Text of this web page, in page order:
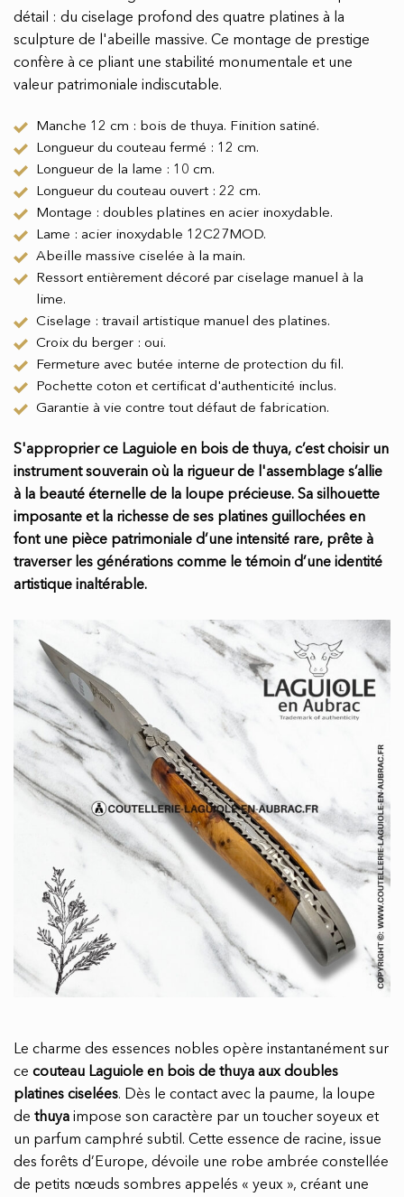
détail : du ciselage profond des quatre platines à la
sculpture de l'abeille massive. Ce montage de prestige
confère à ce pliant une stabilité monumentale et une
valeur patrimoniale indiscutable.
Manche 12 cm : bois de thuya. Finition satiné.
Longueur du couteau fermé : 12 cm.
Longueur de la lame : 10 cm.
Longueur du couteau ouvert : 22 cm.
Montage : doubles platines en acier inoxydable.
Lame : acier inoxydable 12C27MOD.
Abeille massive ciselée à la main.
Ressort entièrement décoré par ciselage manuel à la
lime.
Ciselage : travail artistique manuel des platines.
Croix du berger : oui.
Fermeture avec butée interne de protection du fil.
Pochette coton et certificat d'authenticité inclus.
Garantie à vie contre tout défaut de fabrication.
S'approprier ce Laguiole en bois de thuya, c’est choisir un
instrument souverain où la rigueur de l'assemblage s’allie
à la beauté éternelle de la loupe précieuse. Sa silhouette
imposante et la richesse de ses platines guillochées en
font une pièce patrimoniale d’une intensité rare, prête à
traverser les générations comme le témoin d’une identité
artistique inaltérable.
Le charme des essences nobles opère instantanément sur
ce couteau Laguiole en bois de thuya aux doubles
platines ciselées. Dès le contact avec la paume, la loupe
de thuya impose son caractère par un toucher soyeux et
un parfum camphré subtil. Cette essence de racine, issue
des forêts d’Europe, dévoile une robe ambrée constellée
de petits nœuds sombres appelés « yeux », créant une